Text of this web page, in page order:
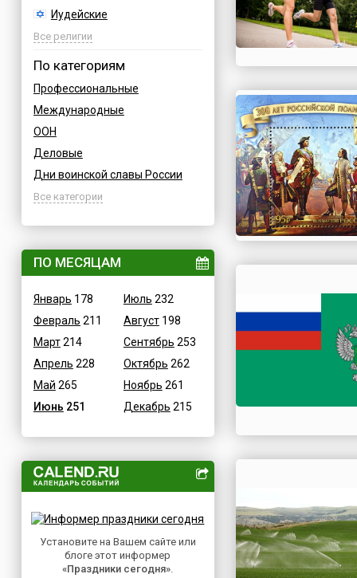
Босния
Бразилия
Великобритания
Венгрия
Вьетнам
Германия
Греция
Египет
Израиль
Индия
Иордания
Ирак
Иран
Ирландия
Исландия
Италия
Казахстан
Камерун
Канада
Иудейские
Буддийские
Все религии
По категориям
Профессиональные
Международные
ООН
Деловые
Дни воинской славы России
Армейские
Водные
Детские
В честь икон
Дни памяти святых
Конституционные
Культурные
Масс-медийные
Независимые
Природные
Медицинские
Посты
Все категории
ПО МЕСЯЦАМ
Январь 178
Февраль 211
Март214
Апрель 228
Май 265
Июнь 251
Июль 232
Август198
Сентябрь 253
Октябрь 262
Ноябрь 261
Декабрь 215
Установите на Вашем сайте или
блоге этот информер
«Праздники сегодня».